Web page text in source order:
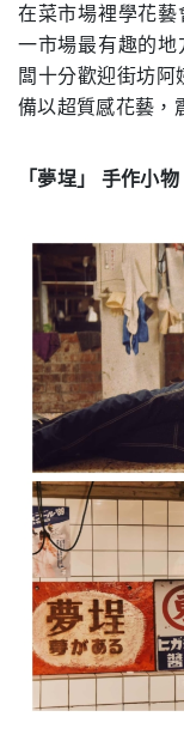
在菜市場裡學花
一市場最有趣的
闆十分歡迎街坊
備以超質感花藝，
「夢埕」 手作小物